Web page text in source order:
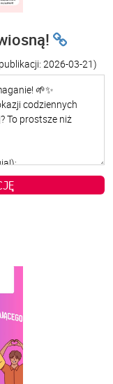
2026-03-21)